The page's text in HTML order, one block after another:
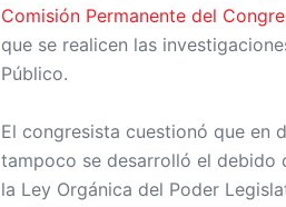
Comisión Permanente del
que se realicen las
Público.
El congresista cuestionó que en
tampoco se desarrolló el debido
la Ley Orgánica del Poder